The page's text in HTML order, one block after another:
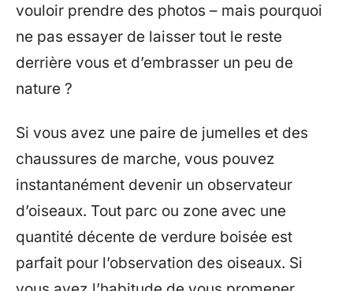
vouloir prendre des photos – mais pourquoi
ne pas essayer de laisser tout le reste
derrière vous et d’embrasser un peu de
nature ?
Si vous avez une paire de jumelles et des
chaussures de marche, vous pouvez
instantanément devenir un observateur
d’oiseaux. Tout parc ou zone avec une
quantité décente de verdure boisée est
parfait pour l’observation des oiseaux. Si